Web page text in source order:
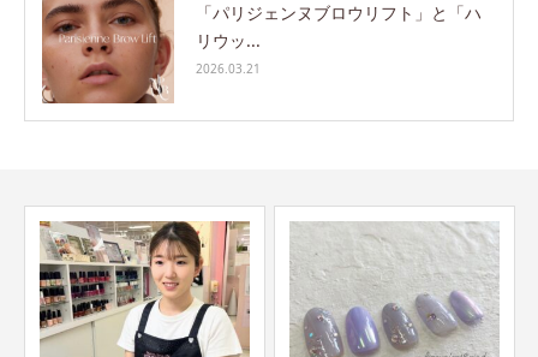
「パリジェンヌブロウリフト」と「ハ
リウッ...
2026.03.21